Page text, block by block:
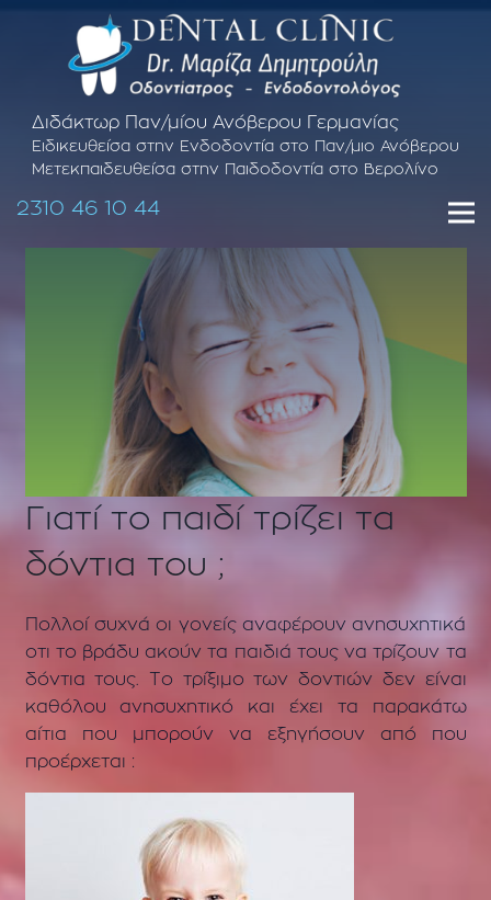
Διδάκτωρ Παν/μίου Ανόβερου Γερμανίας
Ειδικευθείσα στην Ενδοδοντία στο Παν/μιο Ανόβερου
Μετεκπαιδευθείσα στην Παιδοδοντία στο Βερολίνο
2310 46 10 44
Γιατί το παιδί τρίζει τα
δόντια του ;
Πολλοί συχνά οι γονείς αναφέρουν ανησυχητικά
οτι το βράδυ ακούν τα παιδιά τους να τρίζουν τα
δόντια τους. Το τρίξιμο των δοντιών δεν είναι
καθόλου ανησυχητικό και έχει τα παρακάτω
αίτια που μπορούν να εξηγήσουν από που
προέρχεται :